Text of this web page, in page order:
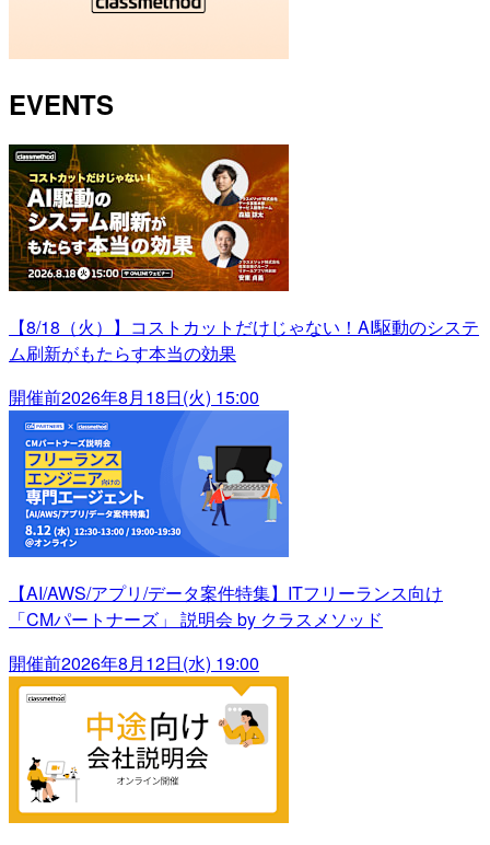
EVENTS
【8/18（火）】コストカットだけじゃない！AI駆動のシステ
ム刷新がもたらす本当の効果
開催前2026年8月18日(火) 15:00
【AI/AWS/アプリ/データ案件特集】ITフリーランス向け
「CMパートナーズ」 説明会 by クラスメソッド
開催前2026年8月12日(水) 19:00